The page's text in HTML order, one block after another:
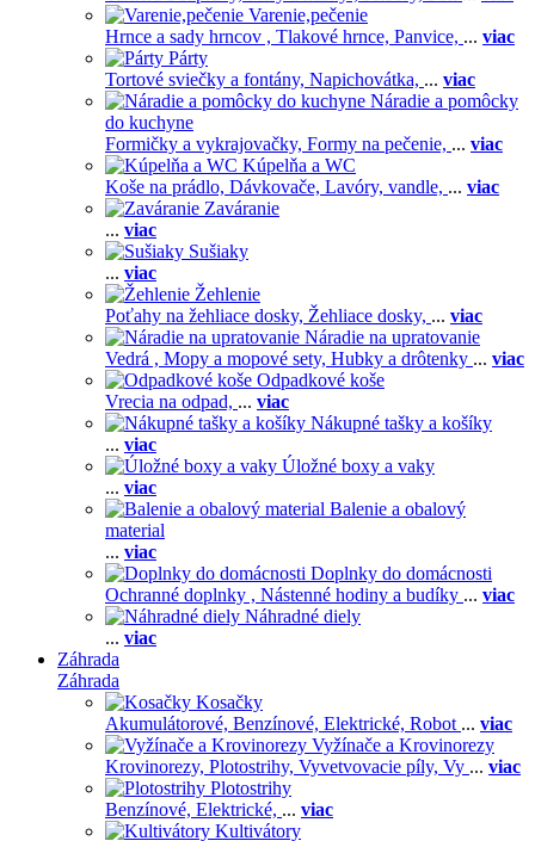
Varenie,pečenie
Hrnce a sady hrncov , Tlakové hrnce, Panvice, ... viac
Párty
Tortové sviečky a fontány, Napichovátka, ... viac
Náradie a pomôcky
do kuchyne
Formičky a vykrajovačky, Formy na pečenie, ... viac
Kúpelňa a WC
Koše na prádlo, Dávkovače, Lavóry, vandle, ... viac
Zaváranie
... viac
Sušiaky
... viac
Žehlenie
Poťahy na žehliace dosky, Žehliace dosky, ... viac
Náradie na upratovanie
Vedrá , Mopy a mopové sety, Hubky a drôtenky ... viac
Odpadkové koše
Vrecia na odpad, ... viac
Nákupné tašky a košíky
... viac
Úložné boxy a vaky
... viac
Balenie a obalový
material
... viac
Doplnky do domácnosti
Ochranné doplnky , Nástenné hodiny a budíky ... viac
Náhradné diely
... viac
Záhrada
Záhrada
Kosačky
Akumulátorové, Benzínové, Elektrické, Robot ... viac
Vyžínače a Krovinorezy
Krovinorezy, Plotostrihy, Vyvetvovacie píly, Vy ... viac
Plotostrihy
Benzínové, Elektrické, ... viac
Kultivátory